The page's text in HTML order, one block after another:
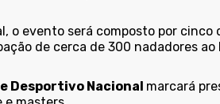
o evento será composto por cinco
de cerca de 300 nadadores
Desportivo Nacional marcará